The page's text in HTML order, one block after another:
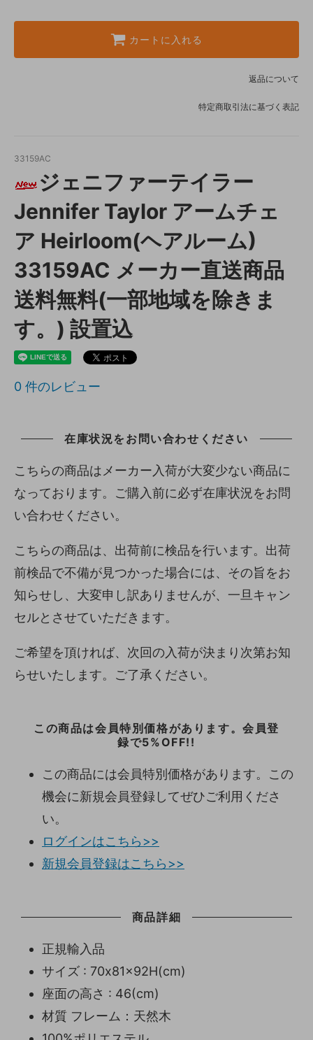
カートに入れる
返品について
特定商取引法に基づく表記
33159AC
ジェニファーテイラー
Jennifer Taylor アームチェ
ア Heirloom(ヘアルーム)
33159AC メーカー直送商品
送料無料(一部地域を除きま
す。) 設置込
0 件のレビュー
在庫状況をお問い合わせください
こちらの商品はメーカー入荷が大変少ない商品に
なっております。ご購入前に必ず在庫状況をお問
い合わせください。
こちらの商品は、出荷前に検品を行います。出荷
前検品で不備が見つかった場合には、その旨をお
知らせし、大変申し訳ありませんが、一旦キャン
セルとさせていただきます。
ご希望を頂ければ、次回の入荷が決まり次第お知
らせいたします。ご了承ください。
この商品は会員特別価格があります。会員登
録で5%OFF!!
この商品には会員特別価格があります。この
機会に新規会員登録してぜひご利用くださ
い。
ログインはこちら>>
新規会員登録はこちら>>
商品詳細
正規輸入品
サイズ : 70x81x92H(cm)
座面の高さ : 46(cm)
材質 フレーム：天然木